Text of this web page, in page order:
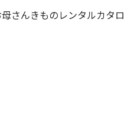
さんきものレンタルカタロ